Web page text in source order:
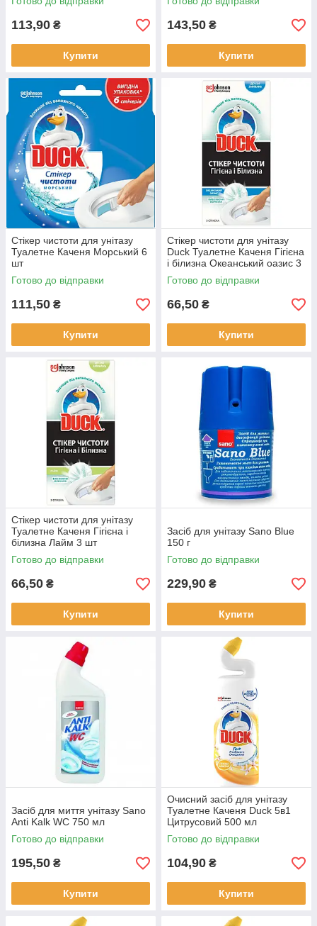
113,90 ₴
Купити
143,50 ₴
Купити
Стікер чистоти для унітазу
Туалетне Каченя Морський 6
шт
Готово до відправки
111,50 ₴
Купити
Стікер чистоти для унітазу
Duck Туалетне Каченя Гігієна
і білизна Океанський оазис 3
шт
Готово до відправки
66,50 ₴
Купити
Стікер чистоти для унітазу
Туалетне Каченя Гігієна і
білизна Лайм 3 шт
Готово до відправки
66,50 ₴
Купити
Засіб для унітазу Sano Blue
150 г
Готово до відправки
229,90 ₴
Купити
Засіб для миття унітазу Sano
Anti Kalk WC 750 мл
Готово до відправки
195,50 ₴
Купити
Очисний засіб для унітазу
Туалетне Каченя Duck 5в1
Цитрусовий 500 мл
Готово до відправки
104,90 ₴
Купити